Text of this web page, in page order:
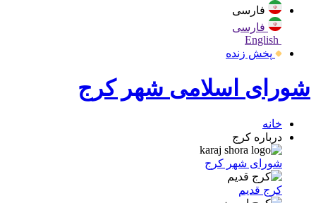
فارسی
فارسی
English
پخش زنده
شورای اسلامی شهر کرج
خانه
درباره کرج
شورای شهر کرج
کرج قدیم